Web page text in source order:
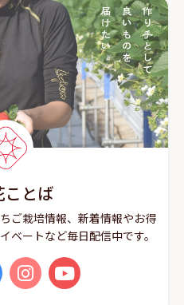
ことば
ご栽培情報、新着情報やお得
ベートなど毎日配信中です。